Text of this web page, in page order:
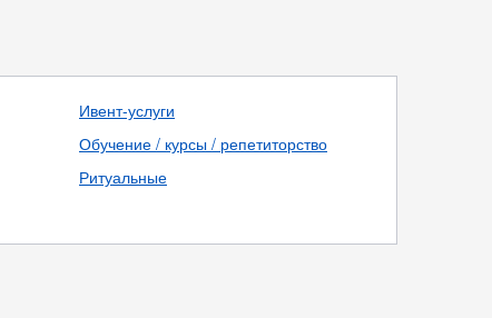
Ивент-услуги
Обучение / курсы / репетиторство
Ритуальные